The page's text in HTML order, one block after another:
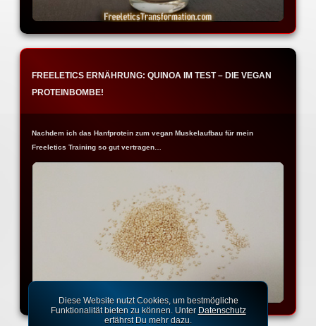
FREELETICS ERNÄHRUNG: QUINOA IM TEST – DIE VEGAN
PROTEINBOMBE!
Nachdem ich das Hanfprotein zum vegan Muskelaufbau für mein
Freeletics Training so gut vertragen…
Diese Website nutzt Cookies, um bestmögliche
Funktionalität bieten zu können. Unter Datenschutz
erfährst Du mehr dazu.